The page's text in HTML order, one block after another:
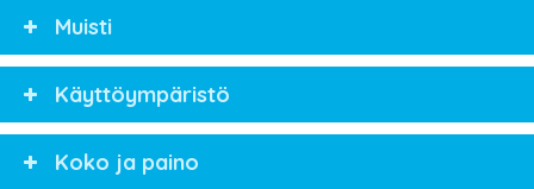
Muisti
Käyttöympäristö
Koko ja paino